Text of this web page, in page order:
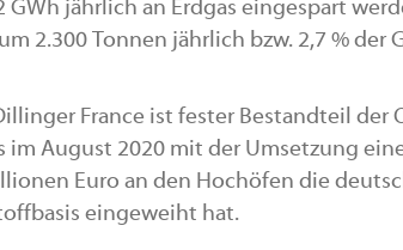
jährlich an Erdgas eingespart
2.300 Tonnen jährlich bzw. 2,7 % der
France ist fester Bestandteil der
August 2020 mit der Umsetzung
Euro an den Hochöfen die
eingeweiht hat.